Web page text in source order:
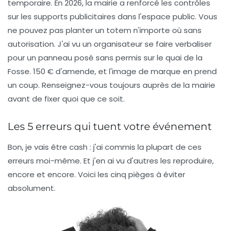
temporaire. En 2026, la mairie a renforcé les contrôles
sur les supports publicitaires dans l'espace public. Vous
ne pouvez pas planter un totem n'importe où sans
autorisation. J'ai vu un organisateur se faire verbaliser
pour un panneau posé sans permis sur le quai de la
Fosse. 150 € d'amende, et l'image de marque en prend
un coup. Renseignez-vous toujours auprès de la mairie
avant de fixer quoi que ce soit.
Les 5 erreurs qui tuent votre événement
Bon, je vais être cash : j'ai commis la plupart de ces
erreurs moi-même. Et j'en ai vu d'autres les reproduire,
encore et encore. Voici les cinq pièges à éviter
absolument.